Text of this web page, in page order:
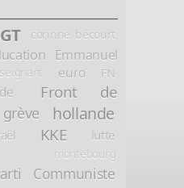
corinne bécourt
Emmanuel
euro FN
Front de
grève hollande
KKE lutte
montebourg
Communiste